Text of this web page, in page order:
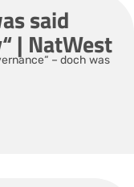
said
| NatWest
– doch was